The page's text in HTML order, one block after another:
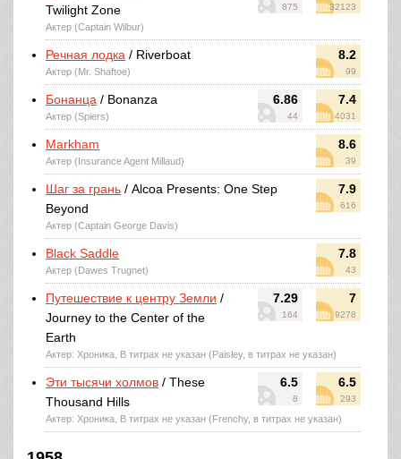
875 32123
Twilight Zone
Актер (Captain Wilbur)
8.2
99
Речная лодка / Riverboat
Актер (Mr. Shaftoe)
6.86
44
7.4
4031
Бонанца / Bonanza
Актер (Spiers)
8.6
39
Markham
Актер (Insurance Agent Millaud)
7.9
616
Шаг за грань / Alcoa Presents: One Step
Beyond
Актер (Captain George Davis)
7.8
43
Black Saddle
Актер (Dawes Trugnet)
7.29
164
7
9278
Путешествие к центру Земли /
Journey to the Center of the
Earth
Актер: Хроника, В титрах не указан (Paisley, в титрах не указан)
6.5
8
6.5
293
Эти тысячи холмов / These
Thousand Hills
Актер: Хроника, В титрах не указан (Frenchy, в титрах не указан)